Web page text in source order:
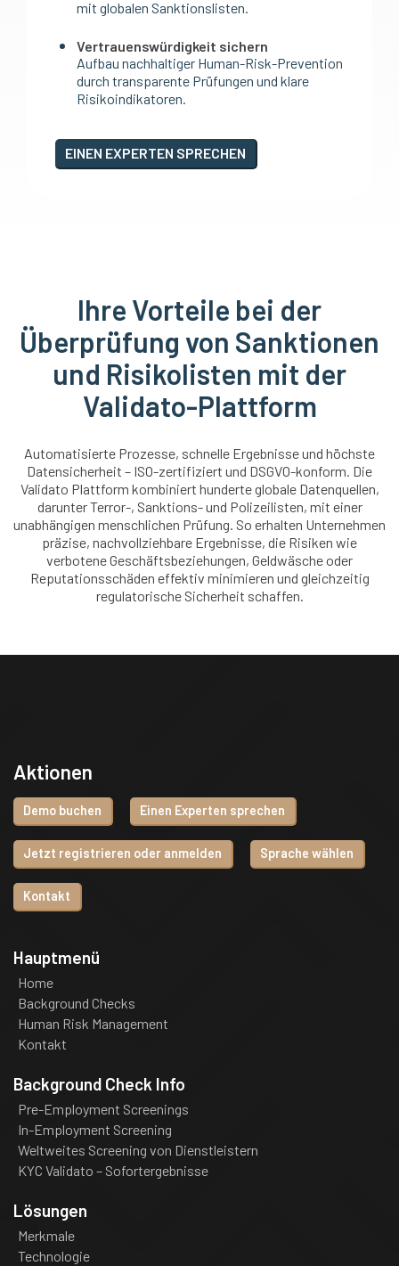
mit globalen Sanktionslisten.
Vertrauenswürdigkeit sichern
Aufbau nachhaltiger Human-Risk-Prevention
durch transparente Prüfungen und klare
Risikoindikatoren.
EINEN EXPERTEN SPRECHEN
Ihre Vorteile bei der
Überprüfung von Sanktionen
und Risikolisten mit der
Validato-Plattform
Automatisierte Prozesse, schnelle Ergebnisse und höchste
Datensicherheit – ISO-zertifiziert und DSGVO-konform. Die
Validato Plattform kombiniert hunderte globale Datenquellen,
darunter Terror-, Sanktions- und Polizeilisten, mit einer
unabhängigen menschlichen Prüfung. So erhalten Unternehmen
präzise, nachvollziehbare Ergebnisse, die Risiken wie
verbotene Geschäftsbeziehungen, Geldwäsche oder
Reputationsschäden effektiv minimieren und gleichzeitig
regulatorische Sicherheit schaffen.
Aktionen
Demo buchen Einen Experten sprechen
Jetzt registrieren oder anmelden Sprache wählen
Kontakt
Hauptmenü
Home
Background Checks
Human Risk Management
Kontakt
Background Check Info
Pre-Employment Screenings
In-Employment Screening
Weltweites Screening von Dienstleistern
KYC Validato – Sofortergebnisse
Lösungen
Merkmale
Technologie